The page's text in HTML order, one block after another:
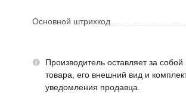
Основной штрихкод
Производитель оставляет за
товара, его внешний вид и
уведомления продавца.